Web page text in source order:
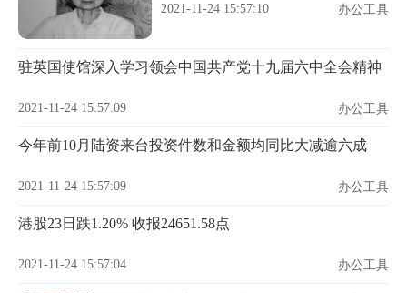
2021-11-24 15:57:10 办公工具
驻英国使馆深入学习领会中国共产党十九届六中全会精神
2021-11-24 15:57:09 办公工具
今年前10月陆资来台投资件数和金额均同比大减逾六成
2021-11-24 15:57:09 办公工具
港股23日跌1.20% 收报24651.58点
2021-11-24 15:57:04 办公工具